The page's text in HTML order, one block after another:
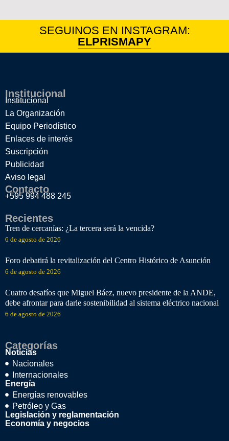
SEGUINOS EN INSTAGRAM:
ELPRISMAPY
Institucional
Institucional
La Organización
Equipo Periodístico
Enlaces de interés
Suscripción
Publicidad
Aviso legal
Contacto
+595 994 488 245
Recientes
Tren de cercanías: ¿La tercera será la vencida?
6 de agosto de 2026
Foro debatirá la revitalización del Centro Histórico de Asunción
6 de agosto de 2026
Cuatro desafíos que Miguel Báez, nuevo presidente de la ANDE,
debe afrontar para darle sostenibilidad al sistema eléctrico nacional
6 de agosto de 2026
Categorías
Noticias
Nacionales
Internacionales
Energía
Energías renovables
Petróleo y Gas
Legislación y reglamentación
Economía y negocios